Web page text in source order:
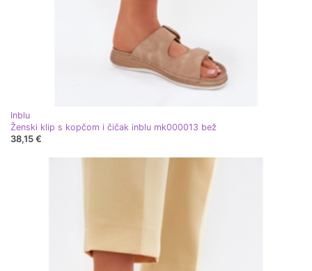
Inblu
Ženski klip s kopčom i čičak inblu mk000013 bež
38,15 €